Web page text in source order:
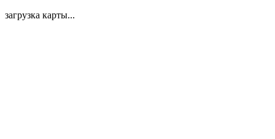
загрузка карты...